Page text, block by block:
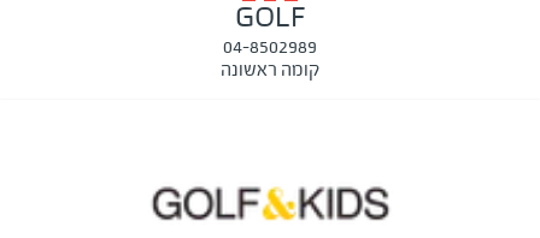
GOLF
04-8502989
קומה ראשונה